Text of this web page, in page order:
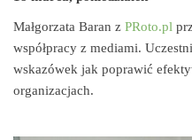
Małgorzata Baran z PRoto.pl
współpracy z mediami.
wskazówek jak poprawić
organizacjach.